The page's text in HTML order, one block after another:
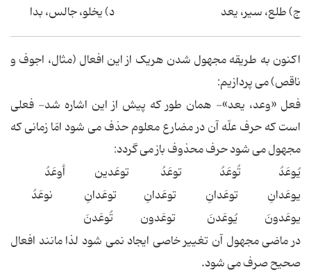
ج) طلع، سیر، یعد د) یخلو، جالس، بدا
اکنون به طریقه مجهول شدن هریک از این افعال (مثال، اجوف و
ناقص) می پردازیم:
فعل «وعد، یعد»- همان طور که پیش از این اشاره شد- فعلی
است که حرف علّه آن در مضارع معلوم حذف می شود امّا زمانی که
مجهول می شود حرف محذوف باز می گردد:
یُوعَدُ تُوعَدُ توعَدُ توعَدین أوعَدُ
یوعَدانِ توعَدانِ توعَدانِ توعَدانِ نوعَدُ
یوعَدونَ یُوعَدنَ توعَدون تُوعَدنَ
در ماضی مجهول آن تغییر خاصی ایجاد نمی شود لذا مانند افعال
صحیح صرف می شود.